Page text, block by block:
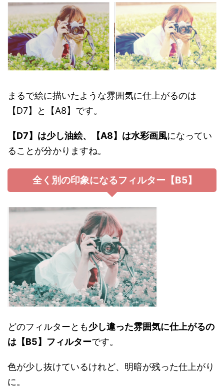
まるで絵に描いたような雰囲気に仕上がるのは
【D7】と【A8】です。
【D7】は少し油絵、【A8】は水彩画風になってい
ることが分かりますね。
全く別の印象になるフィルター【B5】
どのフィルターとも少し違った雰囲気に仕上がるの
は【B5】フィルターです。
色が少し抜けているけれど、明暗が残った仕上がり
に。